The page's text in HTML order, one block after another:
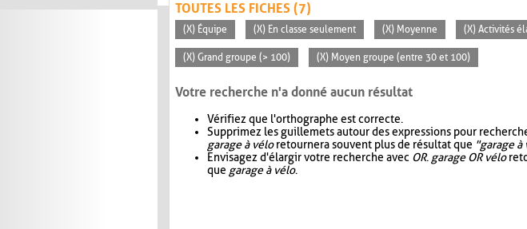
TOUTES LES FICHES (7)
(X) Équipe (X) En classe seulement (X) Moyenne (X) Activités
(X) Grand groupe (> 100) (X) Moyen groupe (entre 30 et 100)
Votre recherche n'a donné aucun résultat
Vérifiez que l'orthographe est correcte.
Supprimez les guillemets autour des expressions pour
garage à véloretournera souvent plus de résultat que "garage à
Envisagez d'élargir votre recherche avec OR. garage OR vélo
que garage à vélo.